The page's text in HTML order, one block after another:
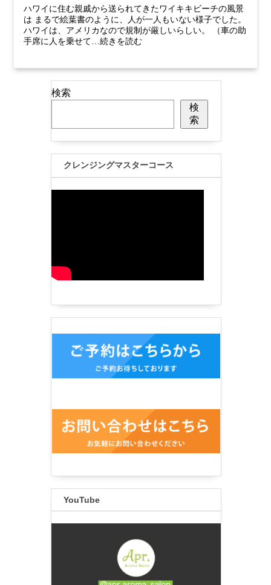
ハワイに住む親戚から送られてきたワイキキビーチの風景
は まるで絵葉書のように、人が一人もいない様子でした。
ハワイは、アメリカなので規制が厳しいらしい。 （車の助
手席に人を乗せて…続きを読む
検索
検
索
クレンジングマスターコース
YouTube